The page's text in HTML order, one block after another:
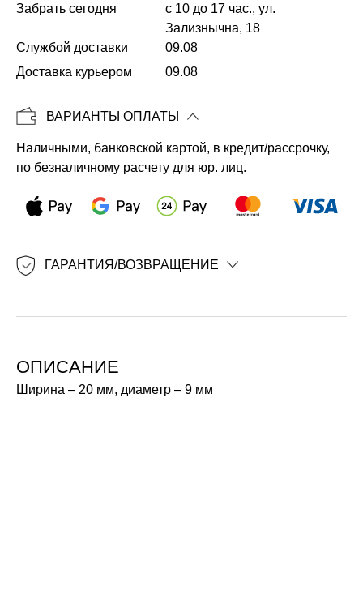
Копировать
Забрать сегодня
с 10 до 17 час., ул.
Зализнычна, 18
Службой доставки
09.08
Доставка курьером
09.08
ВАРИАНТЫ ОПЛАТЫ
Наличными, банковской картой, в кредит/рассрочку,
по безналичному расчету для юр. лиц.
ГАРАНТИЯ/ВОЗВРАЩЕНИЕ
ОПИСАНИЕ
Ширина – 20 мм, диаметр – 9 мм